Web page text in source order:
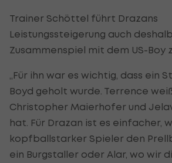
Trainer Schöttel führt Drazans
Leistungssteigerung auch
Zusammenspiel mit dem US-Boy
„Für ihn war es wichtig, dass ein
Boyd geholt wurde. Terrence
Christopher Maierhofer und
hat. Für Drazan ist es einfacher,
kopfballstarker Spieler den
ein Burgstaller oder Alar, wo wir